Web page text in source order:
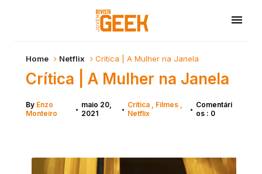
Home Netflix Crítica | A Mulher na Janela
Crítica | A Mulher na Janela
By Enzo
Monteiro
• maio 20,
2021
• Crítica
Filmes
Netflix
• Comentári
os : 0